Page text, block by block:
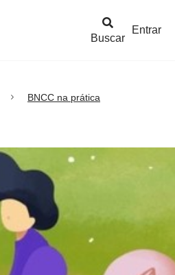
Buscar
Entrar
BNCC na prática